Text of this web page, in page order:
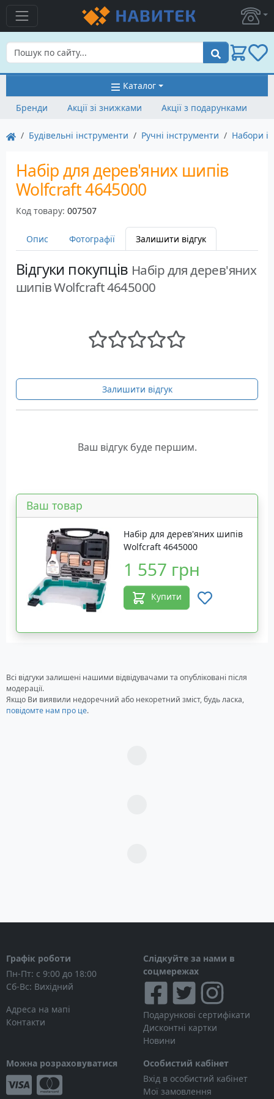
Пошук
Каталог
Бренди
Акції зі знижками Акції з подарунками
Будівельні інструменти Ручні інструменти Набори
Набір для дерев'яних шипів
Wolfcraft 4645000
Код товару: 007507
Опис Фотографії Залишити відгук
Відгуки покупців Набір для дерев'яних
шипів Wolfcraft 4645000
Залишити відгук
Ваш відгук буде першим.
Ваш товар
Набір для дерев'яних шипів
Wolfcraft 4645000
1 557 грн
Купити
Всі відгуки залишені нашими відвідувачами та опубліковані після
модерації.
Якщо Ви виявили недоречний або некоретний зміст, будь ласка,
повідомте нам про це.
Графік роботи
Пн-Пт: с 9:00 до 18:00
Сб-Вс: Вихідний
Адреса на мапі
Контакти
Слідкуйте за нами в
соцмережах
Подарункові сертифікати
Дисконтні картки
Новини
Можна розраховуватися
Особистий кабінет
Вхід в особистий кабінет
Мої замовлення